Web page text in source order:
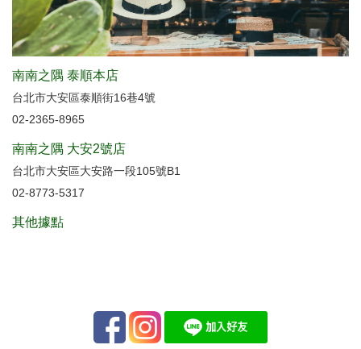
南南之隅 泰順本店
台北市大安區泰順街16巷4號
02-2365-8965
南南之隅 大安2號店
台北市大安區大安路一段105號B1
02-8773-5317
其他據點